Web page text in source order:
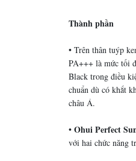
Thành phần
• Trên thân tuýp
PA+++ là mức tối
Black trong điều
chuẩn dù có khắt
châu Á.
• Ohui Perfect
với hai chức năng